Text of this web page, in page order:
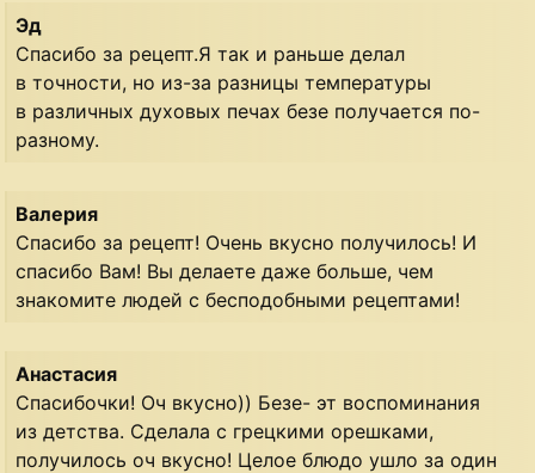
Эд
Спасибо за рецепт.Я так и раньше делал
в точности, но из-за разницы температуры
в различных духовых печах безе получается по-
разному.
Валерия
Спасибо за рецепт! Очень вкусно получилось! И
спасибо Вам! Вы делаете даже больше, чем
знакомите людей с бесподобными рецептами!
Анастасия
Спасибочки! Оч вкусно)) Безе- эт воспоминания
из детства. Сделала с грецкими орешками,
получилось оч вкусно! Целое блюдо ушло за один